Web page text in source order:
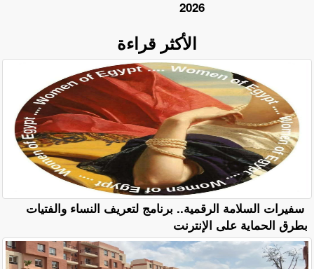
2026
الأكثر قراءة
سفيرات السلامة الرقمية.. برنامج لتعريف النساء والفتيات
بطرق الحماية على الإنترنت